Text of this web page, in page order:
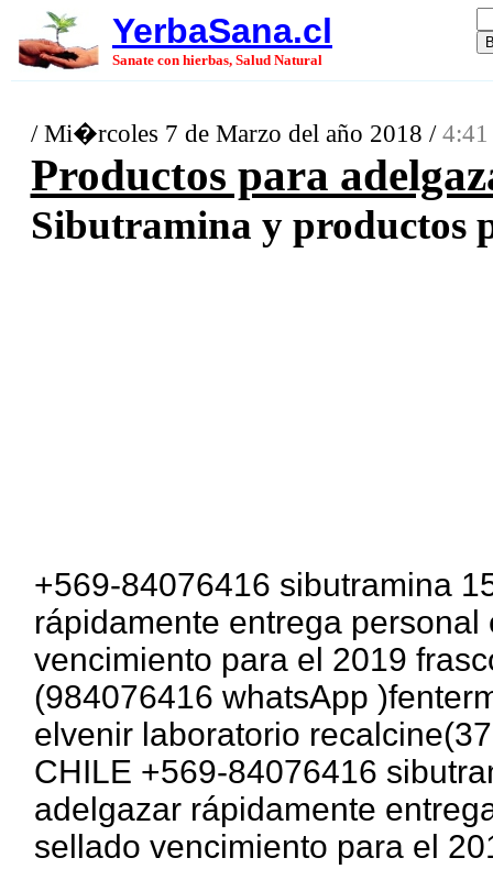
YerbaSana.cl
Sanate con hierbas, Salud Natural
/ Mi�rcoles 7 de Marzo del año 2018 /
Productos para
Sibutramina y productos
+569-84076416 sibutramina
rápidamente entrega
vencimiento para el 2019
(984076416 whatsApp
elvenir laboratorio
CHILE +569-84076416
adelgazar rápidamente
sellado vencimiento para el